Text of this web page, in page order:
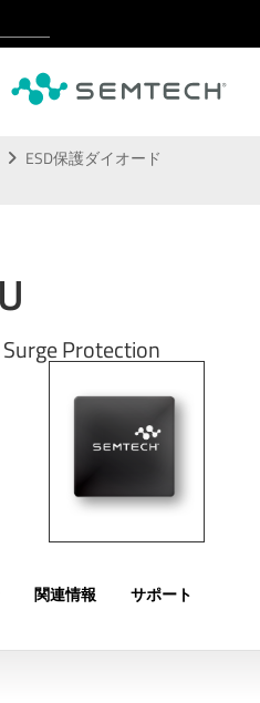
ESD保護ダイオード
Protection
関連情報 サポート